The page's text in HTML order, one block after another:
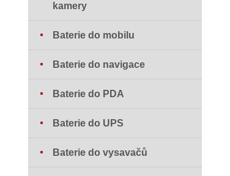
kamery
Baterie do mobilu
Baterie do navigace
Baterie do PDA
Baterie do UPS
Baterie do vysavačů